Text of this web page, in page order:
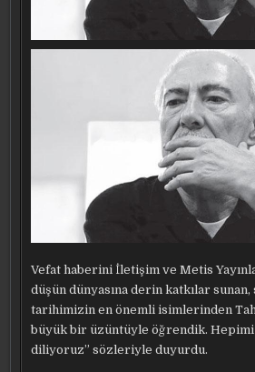
Vefat haberini İletişim ve Metis
düşün dünyasına derin katkılar sunan,
tarihimizin en önemli isimlerinden Taha
büyük bir üzüntüyle öğrendik.
diliyoruz” sözleriyle duyurdu.